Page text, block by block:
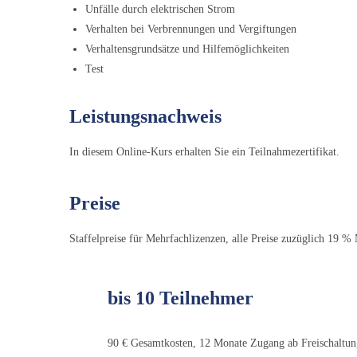
Unfälle durch elektrischen Strom
Verhalten bei Verbrennungen und Vergiftungen
Verhaltensgrundsätze und Hilfemöglichkeiten
Test
Leistungsnachweis
In diesem Online-Kurs erhalten Sie ein Teilnahmezertifikat.
Preise
Staffelpreise für Mehrfachlizenzen, alle Preise zuzüglich 19 %
bis 10 Teilnehmer
90 € Gesamtkosten, 12 Monate Zugang ab